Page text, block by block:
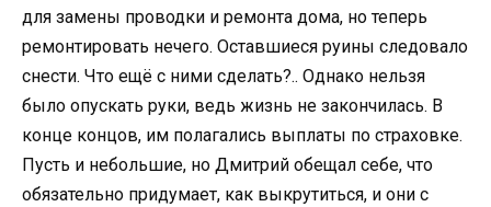
для замены проводки и ремонта дома, но теперь
ремонтировать нечего. Оставшиеся руины следовало
снести. Что ещё с ними сделать?.. Однако нельзя
было опускать руки, ведь жизнь не закончилась. В
конце концов, им полагались выплаты по страховке.
Пусть и небольшие, но Дмитрий обещал себе, что
обязательно придумает, как выкрутиться, и они с